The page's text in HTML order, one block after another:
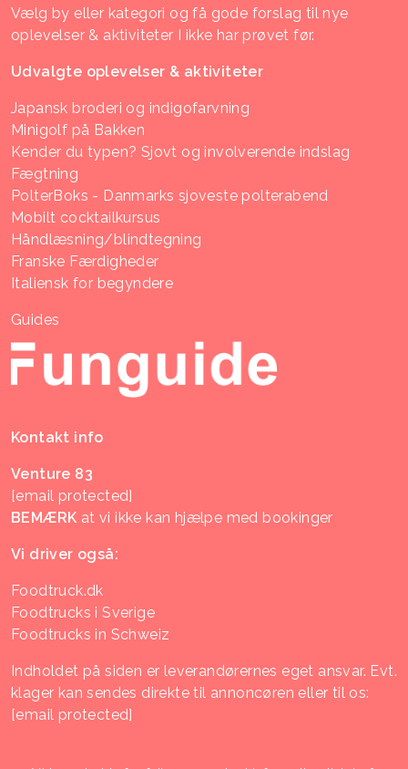
Vælg by eller kategori og få gode forslag til nye
oplevelser & aktiviteter I ikke har prøvet før.
Udvalgte oplevelser & aktiviteter
Japansk broderi og indigofarvning
Minigolf på Bakken
Kender du typen? Sjovt og involverende indslag
Fægtning
PolterBoks - Danmarks sjoveste polterabend
Mobilt cocktailkursus
Håndlæsning/blindtegning
Franske Færdigheder
Italiensk for begyndere
Guides
Kontakt info
Venture 83
[email protected]
BEMÆRK at vi ikke kan hjælpe med bookinger
Vi driver også:
Foodtruck.dk
Foodtrucks i Sverige
Foodtrucks in Schweiz
Indholdet på siden er leverandørernes eget ansvar. Evt.
klager kan sendes direkte til annoncøren eller til os:
[email protected]